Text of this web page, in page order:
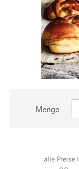
Menge
alle Preise